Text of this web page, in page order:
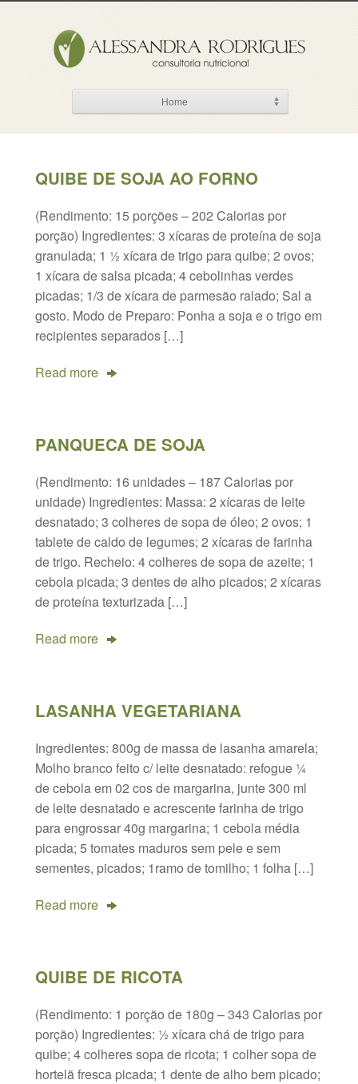
Home
QUIBE DE SOJA AO FORNO
(Rendimento: 15 porções – 202 Calorias por
porção) Ingredientes: 3 xícaras de proteína de soja
granulada; 1 ½ xícara de trigo para quibe; 2 ovos;
1 xícara de salsa picada; 4 cebolinhas verdes
picadas; 1/3 de xícara de parmesão ralado; Sal a
gosto. Modo de Preparo: Ponha a soja e o trigo em
recipientes separados […]
Read more
PANQUECA DE SOJA
(Rendimento: 16 unidades – 187 Calorias por
unidade) Ingredientes: Massa: 2 xícaras de leite
desnatado; 3 colheres de sopa de óleo; 2 ovos; 1
tablete de caldo de legumes; 2 xícaras de farinha
de trigo. Recheio: 4 colheres de sopa de azeite; 1
cebola picada; 3 dentes de alho picados; 2 xícaras
de proteína texturizada […]
Read more
LASANHA VEGETARIANA
Ingredientes: 800g de massa de lasanha amarela;
Molho branco feito c/ leite desnatado: refogue ¼
de cebola em 02 cos de margarina, junte 300 ml
de leite desnatado e acrescente farinha de trigo
para engrossar 40g margarina; 1 cebola média
picada; 5 tomates maduros sem pele e sem
sementes, picados; 1ramo de tomilho; 1 folha […]
Read more
QUIBE DE RICOTA
(Rendimento: 1 porção de 180g – 343 Calorias por
porção) Ingredientes: ½ xícara chá de trigo para
quibe; 4 colheres sopa de ricota; 1 colher sopa de
hortelã fresca picada; 1 dente de alho bem picado;